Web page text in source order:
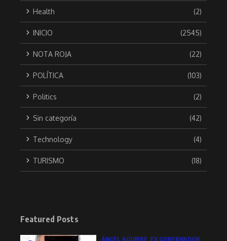
Health (2)
INICIO (2545)
NOTA ROJA (22)
POLÍTICA (103)
Politics (2)
Sin categoría (42)
Technology (4)
TURISMO (18)
Featured Posts
ÁNGEL AGUIRRE, EX GOBERNADOR